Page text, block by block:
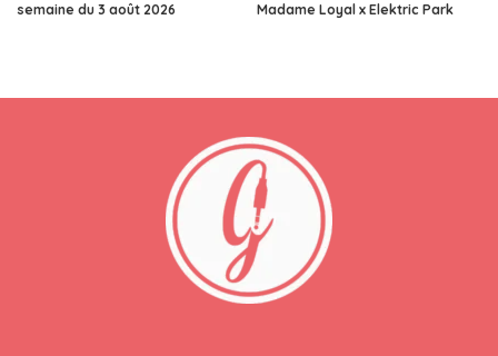
semaine du 3 août 2026
Madame Loyal x Elektric Park